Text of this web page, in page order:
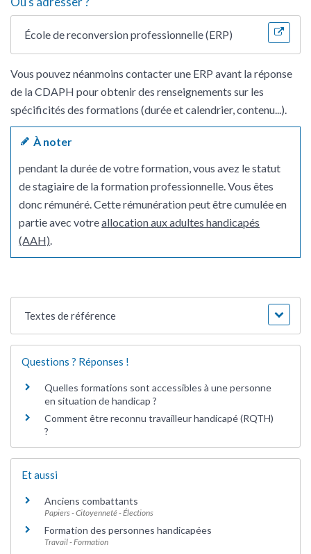
École de reconversion professionnelle (ERP)
Vous pouvez néanmoins contacter une ERP avant la réponse
de la CDAPH pour obtenir des renseignements sur les
spécificités des formations (durée et calendrier, contenu...).
À noter
pendant la durée de votre formation, vous avez le statut
de stagiaire de la formation professionnelle. Vous êtes
donc rémunéré. Cette rémunération peut être cumulée en
partie avec votreallocation aux adultes handicapés
(AAH)
Textes de référence
Questions ? Réponses !
Quelles formations sont accessibles à une personne
en situation de handicap ?
Comment être reconnu travailleur handicapé (RQTH)
?
Et aussi
Anciens combattants
Papiers - Citoyenneté - Élections
Formation des personnes handicapées
Travail - Formation